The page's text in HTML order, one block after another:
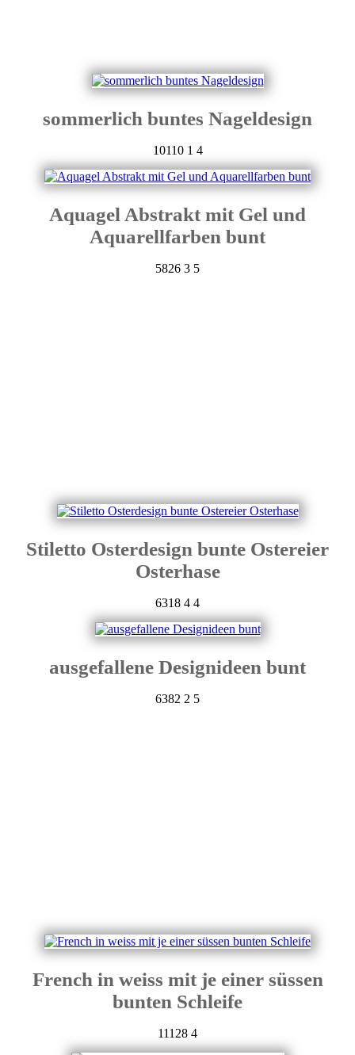
sommerlich buntes Nageldesign
10110 1 4
Aquagel Abstrakt mit Gel und
Aquarellfarben bunt
5826 3 5
Stiletto Osterdesign bunte Ostereier
Osterhase
6318 4 4
ausgefallene Designideen bunt
6382 2 5
French in weiss mit je einer süssen
bunten Schleife
11128 4